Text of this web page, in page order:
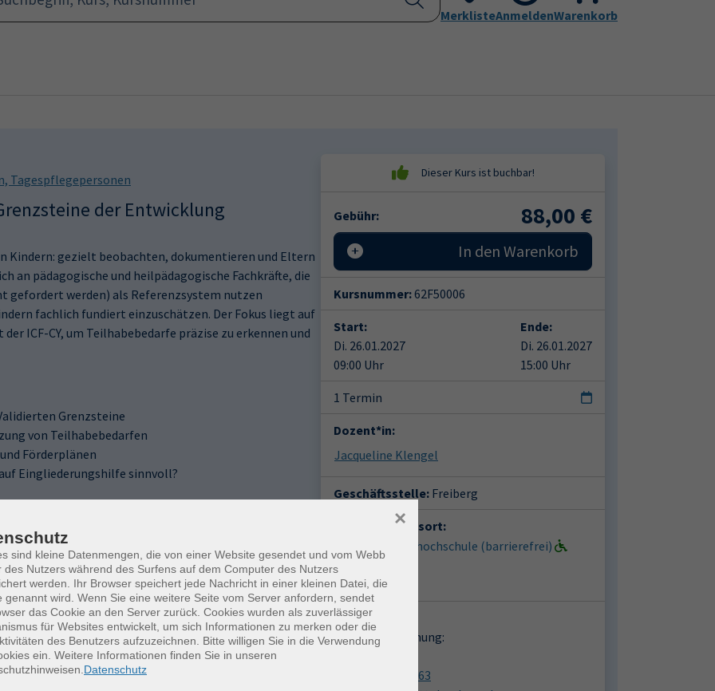
Submenu for "Programm"Submenu for "Kontakt"
Aktuelles Leichte Sprache
MerklisteAnmeldenWarenkorb
Tagespflegepersonen
der Entwicklung
Kindern: gezielt beobachten, dokumentieren und Eltern
an pädagogische und heilpädagogische Fachkräfte, die
gefordert werden) als Referenzsystem nutzen
fachlich fundiert einzuschätzen. Der Fokus liegt auf
ICF-CY, um Teilhabebedarfe präzise zu erkennen und
Grenzsteine
von Teilhabebedarfen
Förderplänen
Eingliederungshilfe sinnvoll?
Fachkräfte aus Kitas und Horten mit
in der Praxis.
Gebühr: 88,00 €
In den Warenkorb
Kursnummer:62F50006
Start:
Di. 26.01.2027
09:00 Uhr
Ende:
Di. 26.01.2027
15:00 Uhr
1 Termin
Dozent*in:
Jacqueline Klengel
Geschäftsstelle: Freiberg
Veranstaltungsort:
Freiberg, Volkshochschule (barrierefrei)
Petriplatz 3
09599 Freiberg
Kontakt:
Fragen zur Buchung:
03731 1613063
sind kleine Datenmengen, die von einer Website gesendet und vom Webb
des Nutzers während des Surfens auf dem Computer des Nutzers
werden. Ihr Browser speichert jede Nachricht in einer kleinen Datei, die
genannt wird. Wenn Sie eine weitere Seite vom Server anfordern, sendet
das Cookie an den Server zurück. Cookies wurden als zuverlässiger
für Websites entwickelt, um sich Informationen zu merken oder die
des Benutzers aufzuzeichnen. Bitte willigen Sie in die Verwendung
ein. Weitere Informationen finden Sie in unseren
Datenschutz
×